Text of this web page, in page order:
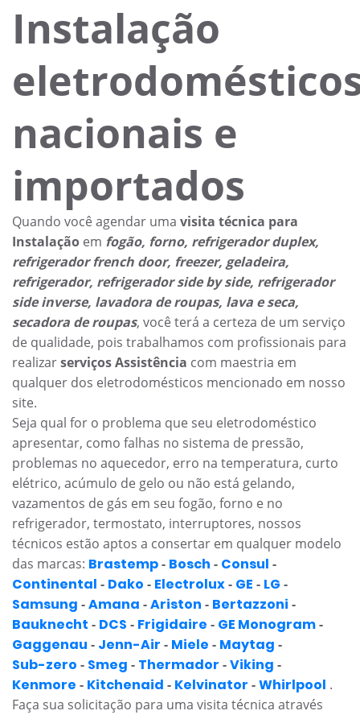
Instalação
nacionais e
importados
Quando você agendar uma visita técnica para
Instalação em fogão, forno, refrigerador duplex,
refrigerador french door, freezer, geladeira,
refrigerador, refrigerador side by side, refrigerador
side inverse, lavadora de roupas, lava e seca,
secadora de roupas, você terá a certeza de um serviço
de qualidade, pois trabalhamos com profissionais para
realizarserviços Assistência com maestria em
qualquer dos eletrodomésticos mencionado em nosso
site.
Seja qual for o problema que seu eletrodoméstico
apresentar, como falhas no sistema de pressão,
problemas no aquecedor, erro na temperatura, curto
elétrico, acúmulo de gelo ou não está gelando,
vazamentos de gás em seu fogão, forno e no
refrigerador, termostato, interruptores, nossos
técnicos estão aptos a consertar em qualquer modelo
das marcas: Brastemp- Bosch - Consul -
Continental - Dako - Electrolux- GE - LG -
Samsung -Amana -Ariston - Bertazzoni -
Bauknecht - DCS - Frigidaire - GE Monogram-
Gaggenau - Jenn-Air - Miele - Maytag -
Sub-zero - Smeg - Thermador -Viking -
Kenmore - Kitchenaid - Kelvinator -Whirlpool .
Faça sua solicitação para uma visita técnica através